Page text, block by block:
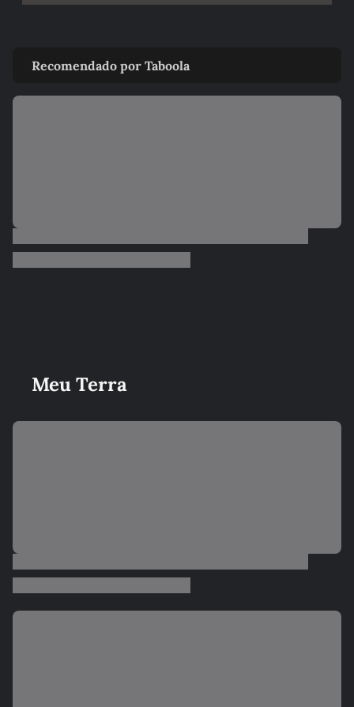
Recomendado por Taboola
Meu Terra